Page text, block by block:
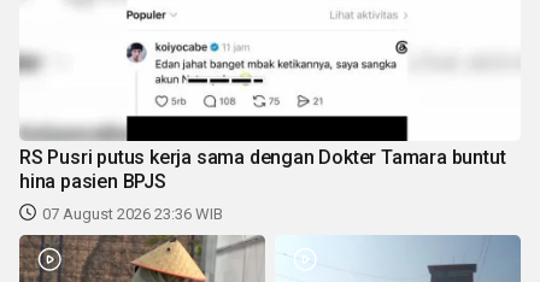
RS Pusri putus kerja sama dengan Dokter Tamara buntut
hina pasien BPJS
07 August 2026 23:36 WIB